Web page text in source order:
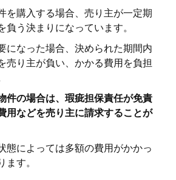
を購入する場合、売り主が一定期
負う決まりになっています。
になった場合、決められた期間内
売り主が負い、かかる費用を負担
件の場合は、瑕疵担保責任が免責
用などを売り主に請求することが
態によっては多額の費用がかかっ
す。